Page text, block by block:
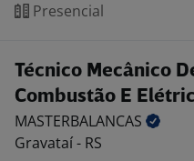
Presencial
Técnico Mecânico
Combustão E
MASTERBALANCAS
Gravataí - RS